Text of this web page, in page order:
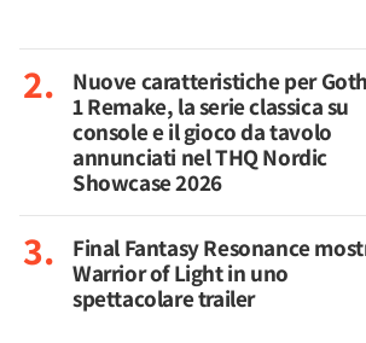
Nuove caratteristiche per
1 Remake, la serie classica su
console e il gioco da tavolo
annunciati nel THQ Nordic
Showcase 2026
Final Fantasy Resonance
Warrior of Light in uno
spettacolare trailer